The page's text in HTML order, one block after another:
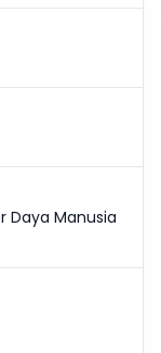
Daya Manusia